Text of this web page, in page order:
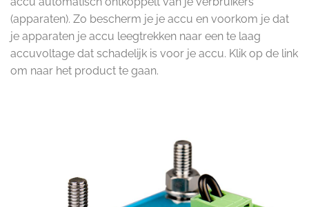
(apparaten). Zo bescherm je je accu en voorkom je dat
je apparaten je accu leegtrekken naar een te laag
accuvoltage dat schadelijk is voor je accu. Klik op de link
om naar het product te gaan.